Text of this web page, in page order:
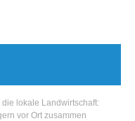
die lokale Landwirtschaft:
vor Ort zusammen